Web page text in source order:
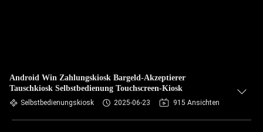
Android Win Zahlungskiosk Bargeld-Akzeptierer
Tauschkiosk Selbstbedienung Touchscreen-Kiosk
Selbstbedienungskiosk 2025-06-23 915 Ansichten